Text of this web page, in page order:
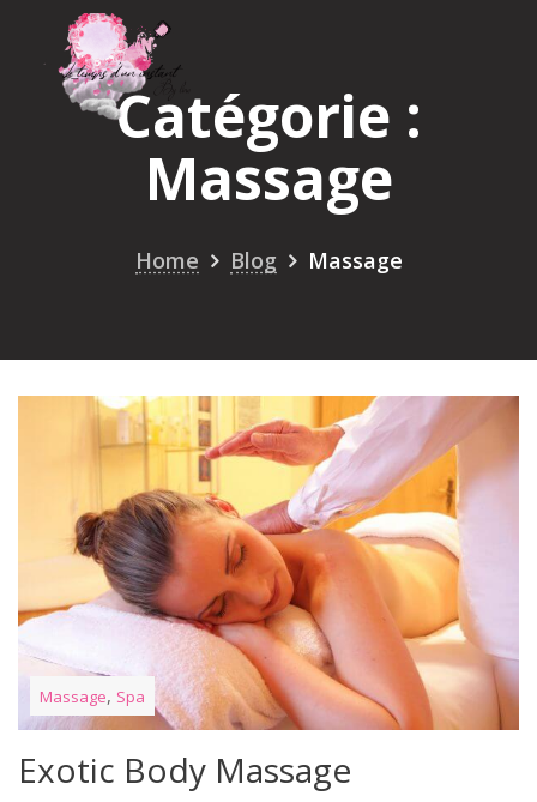
content
Catégorie :
Massage
Home Blog Massage
Massage, Spa
Exotic Body Massage